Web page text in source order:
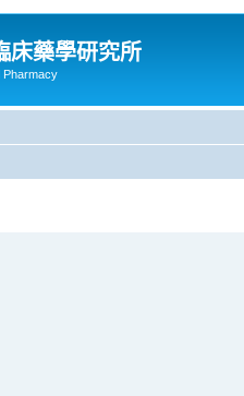
床藥學研究所
Pharmacy